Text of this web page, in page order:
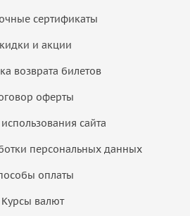
сертификаты
и акции
возврата билетов
оферты
сайта
персональных данных
оплаты
Курсы валют